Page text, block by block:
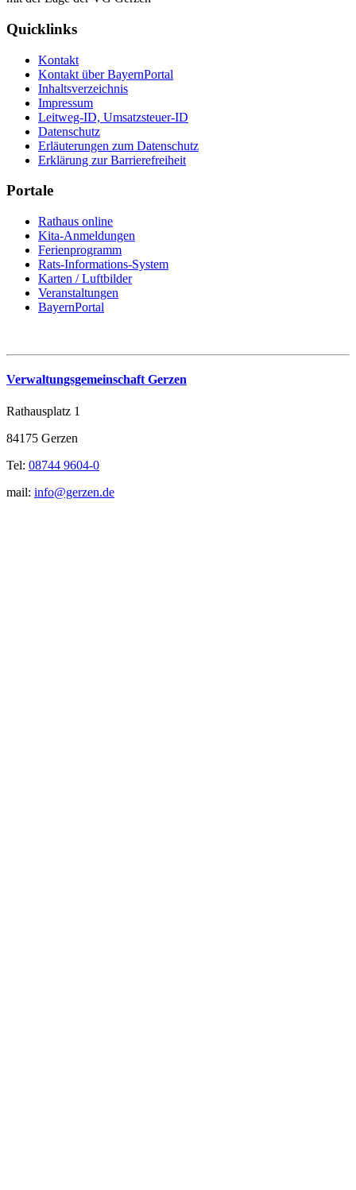
Quicklinks
Kontakt
Kontakt über BayernPortal
Inhaltsverzeichnis
Impressum
Leitweg-ID, Umsatzsteuer-ID
Datenschutz
Erläuterungen zum Datenschutz
Erklärung zur Barrierefreiheit
Portale
Rathaus online
Kita-Anmeldungen
Ferienprogramm
Rats-Informations-System
Karten / Luftbilder
Veranstaltungen
BayernPortal
Verwaltungsgemeinschaft Gerzen
Rathausplatz 1
84175 Gerzen
Tel: 08744 9604-0
mail: info@gerzen.de